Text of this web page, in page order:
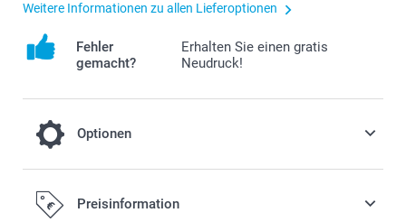
Weitere Informationen zu allen Lieferoptionen
Fehler
gemacht?
Erhalten Sie einen gratis
Neudruck!
Optionen
Befestigungssystem
Preisinformation